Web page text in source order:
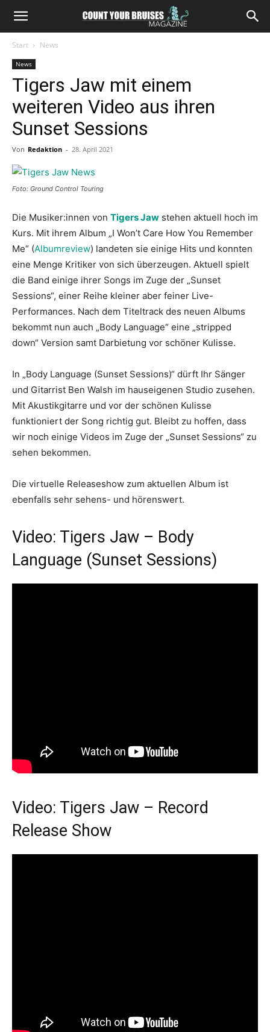
Start News
News
Tigers Jaw mit einem
weiteren Video aus ihren
Sunset Sessions
Von Redaktion - 28. April 2021
Foto: Ground Control Touring
Die Musiker:innen von Tigers Jaw stehen aktuell hoch im
Kurs. Mit ihrem Album „I Won’t Care How You Remember
Me“ (Albumreview) landeten sie einige Hits und konnten
eine Menge Kritiker von sich überzeugen. Aktuell spielt
die Band einige ihrer Songs im Zuge der „Sunset
Sessions“, einer Reihe kleiner aber feiner Live-
Performances. Nach dem Titeltrack des neuen Albums
bekommt nun auch „Body Language“ eine „stripped
down“ Version samt Darbietung vor schöner Kulisse.
In „Body Language (Sunset Sessions)“ dürft Ihr Sänger
und Gitarrist Ben Walsh im hauseigenen Studio zusehen.
Mit Akustikgitarre und vor der schönen Kulisse
funktioniert der Song richtig gut. Bleibt zu hoffen, dass
wir noch einige Videos im Zuge der „Sunset Sessions“ zu
sehen bekommen.
Die virtuelle Releaseshow zum aktuellen Album ist
ebenfalls sehr sehens- und hörenswert.
Video: Tigers Jaw – Body
Language (Sunset Sessions)
Video: Tigers Jaw – Record
Release Show